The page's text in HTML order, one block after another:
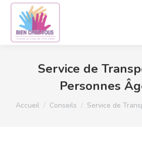
Service de
Personnes
Vous êtes ici :
Accueil Conseils Service de